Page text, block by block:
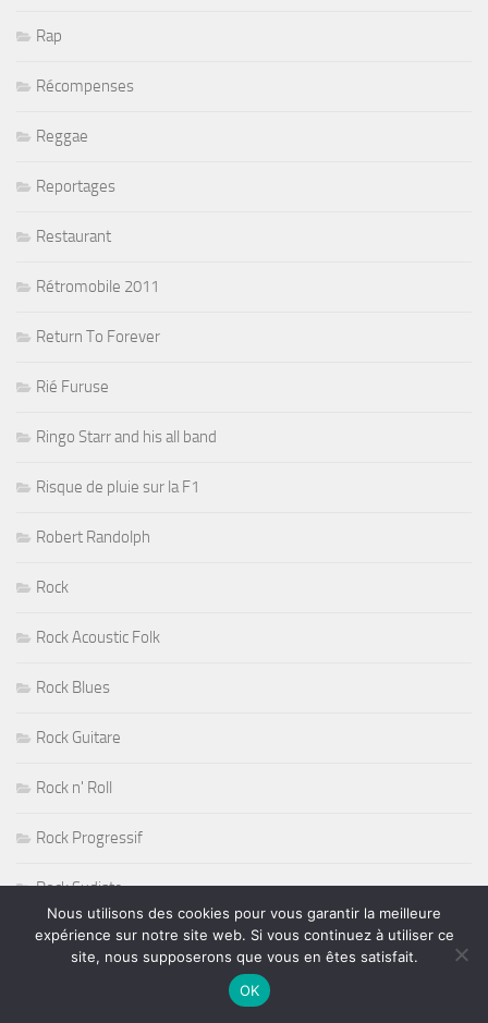
Rap
Récompenses
Reggae
Reportages
Restaurant
Rétromobile 2011
Return To Forever
Rié Furuse
Ringo Starr and his all band
Risque de pluie sur la F1
Robert Randolph
Rock
Rock Acoustic Folk
Rock Blues
Rock Guitare
Rock n' Roll
Rock Progressif
Rock Sudiste
Rockabilly
Nous utilisons des cookies pour vous garantir la meilleure
expérience sur notre site web. Si vous continuez à utiliser ce
site, nous supposerons que vous en êtes satisfait.
OK